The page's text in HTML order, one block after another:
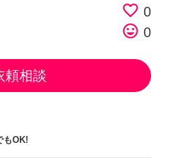
favorite_border 0
tag_faces 0
頼相談
もOK!